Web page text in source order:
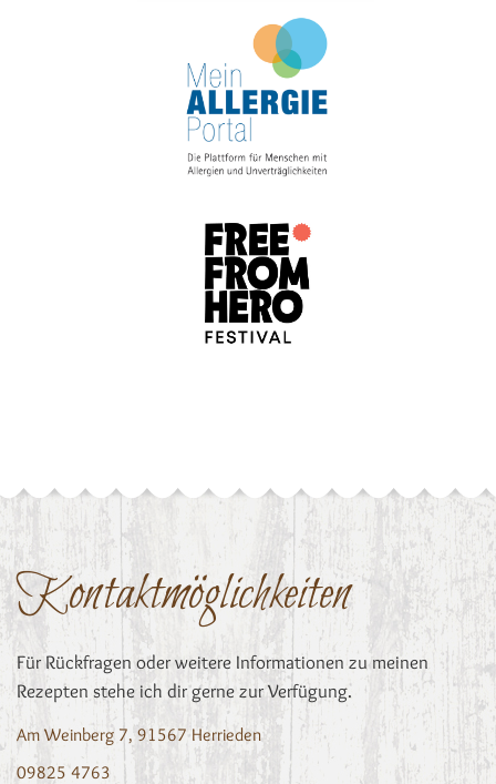
Kontaktmöglichkeiten
Für Rückfragen oder weitere Informationen zu meinen
Rezepten stehe ich dir gerne zur Verfügung.
Am Weinberg 7, 91567 Herrieden
09825 4763